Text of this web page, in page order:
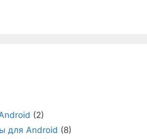
(2)
для Android (8)